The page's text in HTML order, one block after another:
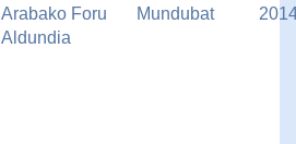
Arabako Foru
Aldundia
Mundubat